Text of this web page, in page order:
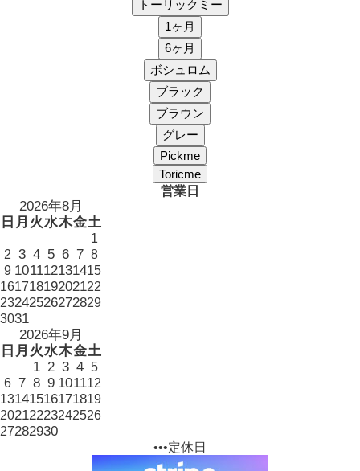
営業日
2026年8月
日 月 火 水木金土
1
2 3 4 5 6 7 8
9 101112131415
16171819202122
23242526272829
3031
2026年9月
日 月 火 水木金土
1 2 3 4 5
6 7 8 9 101112
13141516171819
20212223242526
27282930
•••定休日